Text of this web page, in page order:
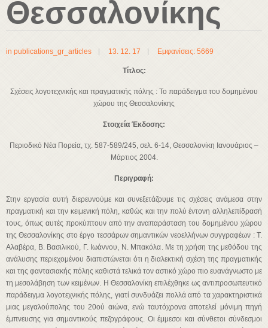
Θεσσαλονίκης
in publications_gr_articles 13. 12. 17 Εμφανίσεις: 5669
Τίτλος:
Σχέσεις λογοτεχνικής και πραγματικής πόλης : Το παράδειγμα του δομημένου
χώρου της Θεσσαλονίκης
Στοιχεία Έκδοσης:
Περιοδικό Νέα Πορεία, τχ. 587-589/245, σελ. 6-14, Θεσσαλονίκη Ιανουάριος –
Μάρτιος 2004.
Περιγραφή:
Στην εργασία αυτή διερευνούμε και συνεξετάζουμε τις σχέσεις ανάμεσα στην
πραγματική και την κειμενική πόλη, καθώς και την πολύ έντονη αλληλεπίδρασή
τους, όπως αυτές προκύπτουν από την αναπαράσταση του δομημένου χώρου
της Θεσσαλονίκης στο έργο τεσσάρων σημαντικών νεοελλήνων συγγραφέων : Τ.
Αλαβέρα, Β. Βασιλικού, Γ. Ιωάννου, Ν. Μπακόλα. Με τη χρήση της μεθόδου της
ανάλυσης περιεχομένου διαπιστώνεται ότι η διαλεκτική σχέση της πραγματικής
και της φαντασιακής πόλης καθιστά τελικά τον αστικό χώρο πιο ευανάγνωστο με
τη μεσολάβηση των κειμένων. Η Θεσσαλονίκη επιλέχθηκε ως αντιπροσωπευτικό
παράδειγμα λογοτεχνικής πόλης, γιατί συνδυάζει πολλά από τα χαρακτηριστικά
μιας μεγαλούπολης του 20ού αιώνα, ενώ ταυτόχρονα αποτελεί μόνιμη πηγή
έμπνευσης για σημαντικούς πεζογράφους. Οι έμμεσοι και σύνθετοι σύνδεσμοι